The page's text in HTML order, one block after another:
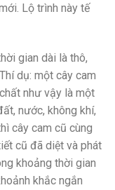
Lộ trình này tế
gian dài là thô,
dụ: một cây cam
như vậy là một
nước, không khí,
cây cam cũ cùng
cũ đã diệt và phát
khoảng thời gian
khắc ngắn